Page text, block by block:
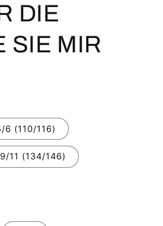
DIE
SIE MIR
6 (110/116)
9/11 (134/146)